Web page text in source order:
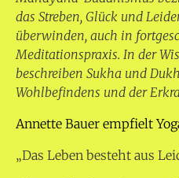
das Streben, Glück und
überwinden, auch in
Meditationspraxis. In der
beschreiben Sukha und
Wohlbefindens und der
Annette Bauer empfielt
„Das Leben besteht aus